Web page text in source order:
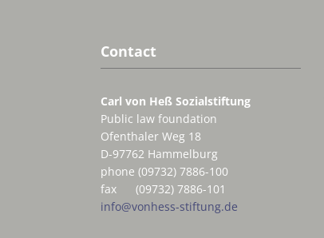
Contact
Carl von Heß Sozialstiftung
Public law foundation
Ofenthaler Weg 18
D-97762 Hammelburg
phone (09732) 7886-100
fax (09732) 7886-101
info@vonhess-stiftung.de